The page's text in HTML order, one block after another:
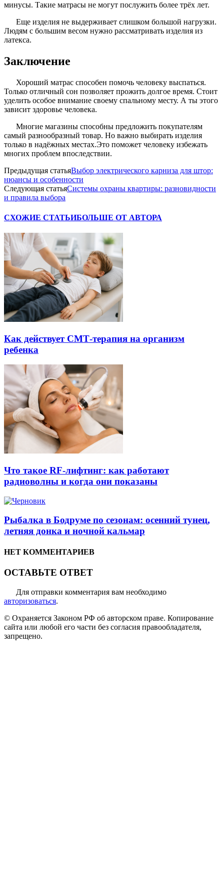
минусы. Такие матрасы не могут послужить более трёх лет.
Еще изделия не выдерживает слишком большой нагрузки.
Людям с большим весом нужно рассматривать изделия из
латекса.
Заключение
Хороший матрас способен помочь человеку выспаться.
Только отличный сон позволяет прожить долгое время. Стоит
уделить особое внимание своему спальному месту. А ты этого
зависит здоровье человека.
Многие магазины способны предложить покупателям
самый разнообразный товар. Но важно выбирать изделия
только в надёжных местах.Это поможет человеку избежать
многих проблем впоследствии.
Предыдущая статьяВыбор электрического карниза для штор:
нюансы и особенности
Следующая статьяСистемы охраны квартиры: разновидности
и правила выбора
СХОЖИЕ СТАТЬИБОЛЬШЕ ОТ АВТОРА
Как действует СМТ-терапия на организм
ребенка
Что такое RF-лифтинг: как работают
радиоволны и когда они показаны
Рыбалка в Бодруме по сезонам: осенний тунец,
летняя донка и ночной кальмар
НЕТ КОММЕНТАРИЕВ
ОСТАВЬТЕ ОТВЕТ
Для отправки комментария вам необходимо
авторизоваться.
© Охраняется Законом РФ об авторском праве. Копирование
сайта или любой его части без согласия правообладателя,
запрещено.